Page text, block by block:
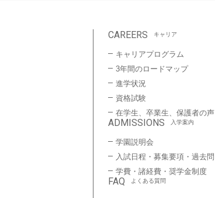
CAREERS キャリア
キャリアプログラム
3年間のロードマップ
進学状況
資格試験
在学生、卒業生、保護者の声
ADMISSIONS 入学案内
学園説明会
入試日程・募集要項・過去問
学費・諸経費・奨学金制度
FAQ よくある質問